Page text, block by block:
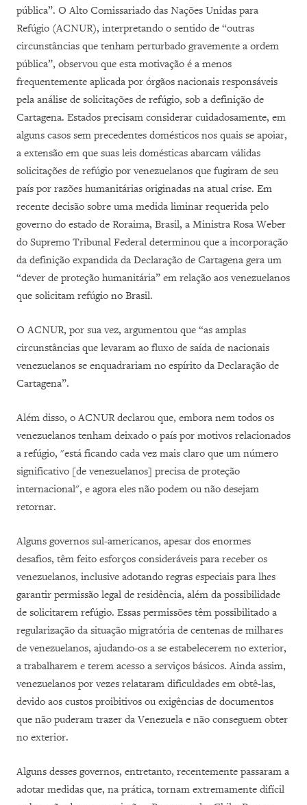
pública”. O Alto Comissariado das Nações Unidas para
Refúgio (ACNUR), interpretando o sentido de “outras
circunstâncias que tenham perturbado gravemente a ordem
pública”, observou que esta motivação é a menos
frequentemente aplicada por órgãos nacionais responsáveis
pela análise de solicitações de refúgio, sob a definição de
Cartagena. Estados precisam considerar cuidadosamente, em
alguns casos sem precedentes domésticos nos quais se apoiar,
a extensão em que suas leis domésticas abarcam válidas
solicitações de refúgio por venezuelanos que fugiram de seu
país por razões humanitárias originadas na atual crise. Em
recente decisão sobre uma medida liminar requerida pelo
governo do estado de Roraima, Brasil, a Ministra Rosa Weber
do Supremo Tribunal Federal determinou que a incorporação
da definição expandida da Declaração de Cartagena gera um
“dever de proteção humanitária” em relação aos venezuelanos
que solicitam refúgio no Brasil.
O ACNUR, por sua vez, argumentou que “as amplas
circunstâncias que levaram ao fluxo de saída de nacionais
venezuelanos se enquadrariam no espírito da Declaração de
Cartagena”.
Além disso, o ACNUR declarou que, embora nem todos os
venezuelanos tenham deixado o país por motivos relacionados
a refúgio, "está ficando cada vez mais claro que um número
significativo [de venezuelanos] precisa de proteção
internacional", e agora eles não podem ou não desejam
retornar.
Alguns governos sul-americanos, apesar dos enormes
desafios, têm feito esforços consideráveis para receber os
venezuelanos, inclusive adotando regras especiais para lhes
garantir permissão legal de residência, além da possibilidade
de solicitarem refúgio. Essas permissões têm possibilitado a
regularização da situação migratória de centenas de milhares
de venezuelanos, ajudando-os a se estabelecerem no exterior,
a trabalharem e terem acesso a serviços básicos. Ainda assim,
venezuelanos por vezes relataram dificuldades em obtê-las,
devido aos custos proibitivos ou exigências de documentos
que não puderam trazer da Venezuela e não conseguem obter
no exterior.
Alguns desses governos, entretanto, recentemente passaram a
adotar medidas que, na prática, tornam extremamente difícil